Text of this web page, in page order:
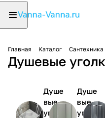
Главная Каталог Сантехника
Душевые
Душе
вые
уголк
Душе
вые
уголк